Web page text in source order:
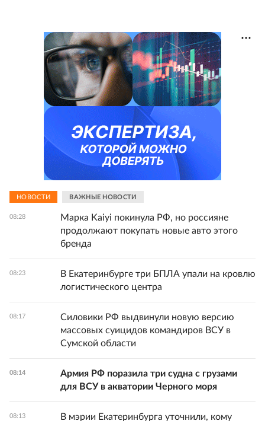
НОВОСТИ ВАЖНЫЕ НОВОСТИ
08:28
Марка Kaiyi покинула РФ, но россияне
продолжают покупать новые авто этого
бренда
08:23
В Екатеринбурге три БПЛА упали на кровлю
логистического центра
08:17
Силовики РФ выдвинули новую версию
массовых суицидов командиров ВСУ в
Сумской области
08:14
Армия РФ поразила три судна с грузами
для ВСУ в акватории Черного моря
08:13 В мэрии Екатеринбурга уточнили, кому